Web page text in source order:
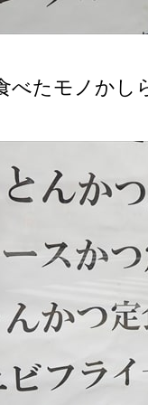
たモノかし